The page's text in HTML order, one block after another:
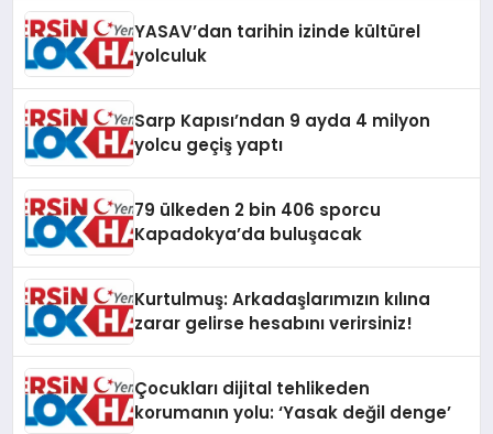
YASAV’dan tarihin izinde kültürel
yolculuk
Sarp Kapısı’ndan 9 ayda 4 milyon
yolcu geçiş yaptı
79 ülkeden 2 bin 406 sporcu
Kapadokya’da buluşacak
Kurtulmuş: Arkadaşlarımızın kılına
zarar gelirse hesabını verirsiniz!
Çocukları dijital tehlikeden
korumanın yolu: ‘Yasak değil denge’